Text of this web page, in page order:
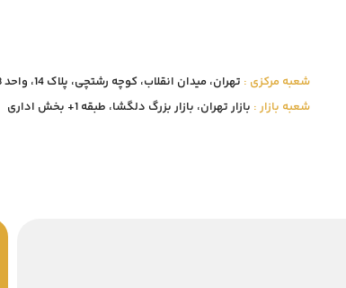
شعبه مرکزی : تهران، میدان انقلاب، کوچه رشتچی، پلاک 14، واحد 8
شعبه بازار : بازار تهران، بازار بزرگ دلگشا، طبقه 1+ بخش اداری